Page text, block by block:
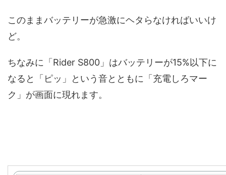
このままバッテリーが急激にヘタらなければいいけ
ど。
ちなみに「Rider S800」はバッテリーが15%以下に
なると「ピッ」という音とともに「充電しろマー
ク」が画面に現れます。